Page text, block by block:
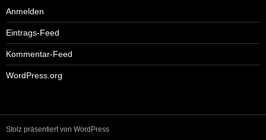
Anmelden
Eintrags-Feed
Kommentar-Feed
WordPress.org
Stolz präsentiert von WordPress